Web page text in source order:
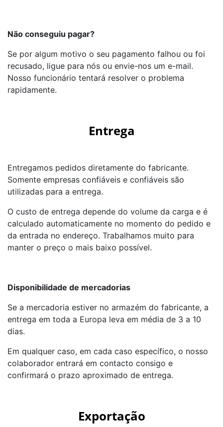
Não conseguiu pagar?
Se por algum motivo o seu pagamento falhou ou foi
recusado, ligue para nós ou envie-nos um e-mail.
Nosso funcionário tentará resolver o problema
rapidamente.
Entrega
Entregamos pedidos diretamente do fabricante.
Somente empresas confiáveis e confiáveis são
utilizadas para a entrega.
O custo de entrega depende do volume da carga e é
calculado automaticamente no momento do pedido e
da entrada no endereço. Trabalhamos muito para
manter o preço o mais baixo possível.
Disponibilidade de mercadorias
Se a mercadoria estiver no armazém do fabricante, a
entrega em toda a Europa leva em média de 3 a 10
dias.
Em qualquer caso, em cada caso específico, o nosso
colaborador entrará em contacto consigo e
confirmará o prazo aproximado de entrega.
Exportação